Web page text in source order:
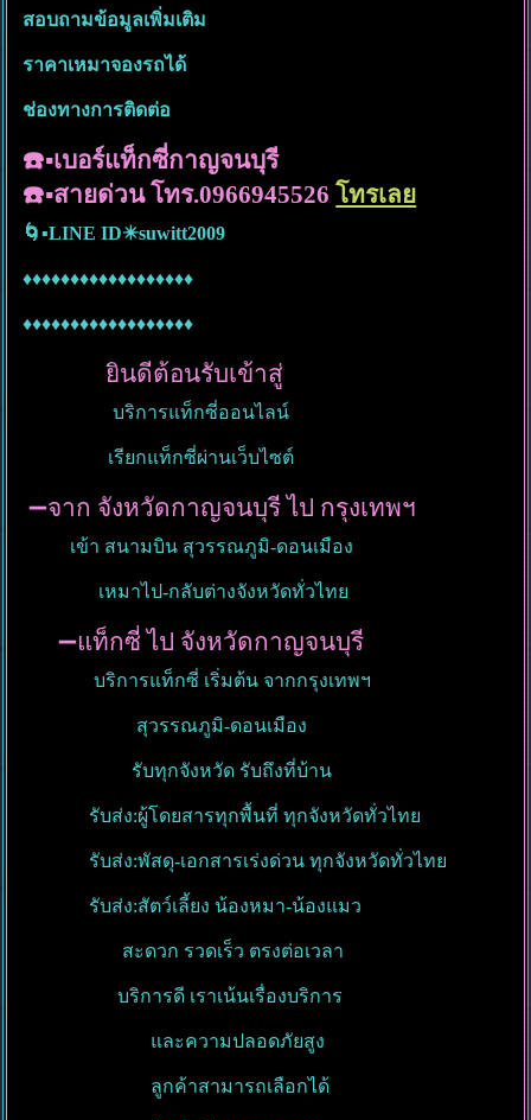
สอบถามข้อมูลเพิ่มเติม
ราคาเหมาจองรถได้
ช่องทางการติดต่อ
☎️▪️เบอร์แท็กซี่กาญจนบุรี
☎️▪️สายด่วน โทร.0966945526โทรเลย
🌀▪️LINE ID✴️suwitt2009
♦️♦️♦️♦️♦️♦️♦️♦️♦️♦️♦️♦️♦️♦️♦️♦️♦️♦️
♦️♦️♦️♦️♦️♦️♦️♦️♦️♦️♦️♦️♦️♦️♦️♦️♦️♦️
ยินดีต้อนรับเข้าสู่
บริการแท็กซี่ออนไลน์
เรียกแท็กซี่ผ่านเว็บไซต์
➖จาก จังหวัดกาญจนบุรี ไป กรุงเทพฯ
เข้า สนามบิน สุวรรณภูมิ-ดอนเมือง
เหมาไป-กลับต่างจังหวัดทั่วไทย
➖แท็กซี่ ไป จังหวัดกาญจนบุรี
บริการแท็กซี่ เริ่มต้น จากกรุงเทพฯ
สุวรรณภูมิ-ดอนเมือง
รับทุกจังหวัด รับถึงที่บ้าน
รับส่ง:ผู้โดยสารทุกพื้นที่ ทุกจังหวัดทั่วไทย
รับส่ง:พัสดุ-เอกสารเร่งด่วน ทุกจังหวัดทั่วไทย
รับส่ง:สัตว์เลี้ยง น้องหมา-น้องแมว
สะดวก รวดเร็ว ตรงต่อเวลา
บริการดี เราเน้นเรื่องบริการ
และความปลอดภัยสูง
ลูกค้าสามารถเลือกได้